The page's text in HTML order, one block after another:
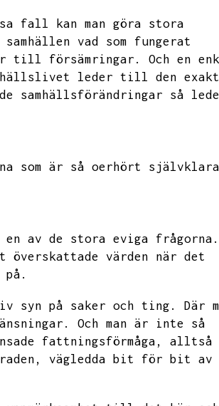
fall kan man göra stora
vad som fungerat
till försämringar.
Och en
leder till den exakt
samhällsförändringar så
som är så oerhört självklara
av de stora eviga frågorna.
värden när det
på.
syn på saker och ting.
Där
Och man är inte så
fattningsförmåga,
alltså
vägledda bit för bit av